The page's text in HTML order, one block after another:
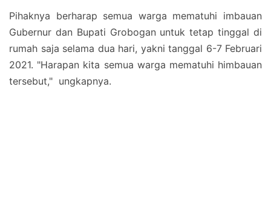
Pihaknya berharap semua warga mematuhi imbauan
Gubernur dan Bupati Grobogan untuk tetap tinggal di
rumah saja selama dua hari, yakni tanggal 6-7 Februari
2021. "Harapan kita semua warga mematuhi himbauan
tersebut," ungkapnya.